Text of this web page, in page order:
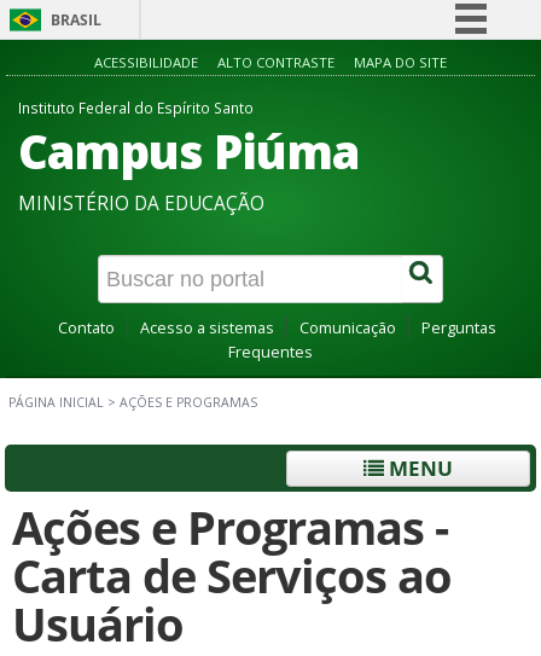
BRASIL
Simplifique!
Acesso à informação
Canais
ACESSIBILIDADE ALTO CONTRASTE MAPA DO SITE
Instituto Federal do Espírito Santo
Campus Piúma
MINISTÉRIO DA EDUCAÇÃO
Contato Acesso a sistemas Comunicação
Perguntas
Frequentes
PÁGINA INICIAL > AÇÕES E PROGRAMAS
MENU
Ações e Programas -
Carta de Serviços ao
Usuário